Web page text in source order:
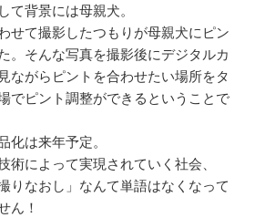
て背景には母親犬。
せて撮影したつもりが母親犬にピン
。そんな写真を撮影後にデジタルカ
ながらピントを合わせたい場所をタ
でピント調整ができるということで
化は来年予定。
術によって実現されていく社会、
りなおし」なんて単語はなくなって
ん！